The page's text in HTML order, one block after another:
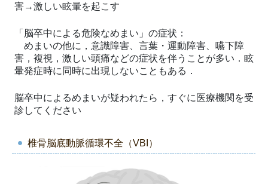
害→激しい眩暈を起こす
「脳卒中による危険なめまい」の症状：
めまいの他に，意識障害、言葉・運動障害、嚥下障
害，複視，激しい頭痛などの症状を伴うことが多い．眩
暈発症時に同時に出現しないこともある．
脳卒中によるめまいが疑われたら，すぐに医療機関を受
診してください
椎骨脳底動脈循環不全（VBI）